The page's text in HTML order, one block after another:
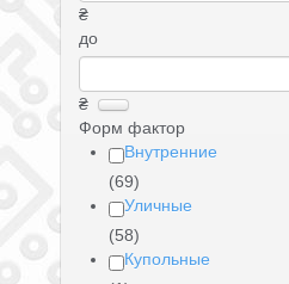
₴
до
₴
Форм фактор
Внутренние
(69)
Уличные
(58)
Купольные